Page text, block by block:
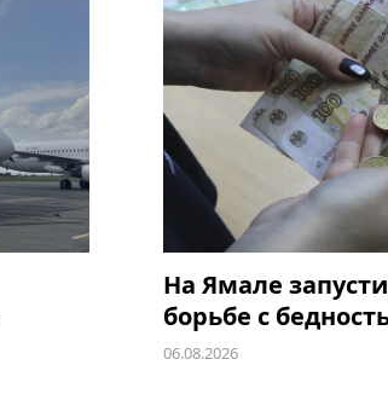
На Ямале
борьбе с
06.08.2026